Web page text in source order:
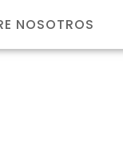
NOSOTROS